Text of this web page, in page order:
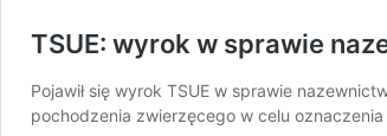
TSUE: wyrok w sprawie
Pojawił się wyrok TSUE w sprawie
pochodzenia zwierzęcego w celu